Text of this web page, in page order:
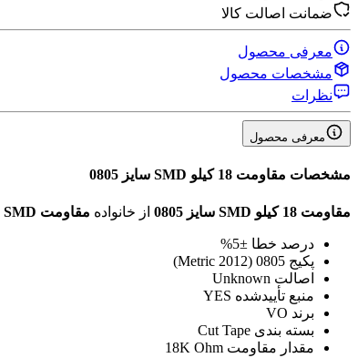
ضمانت اصالت کالا
معرفی محصول
مشخصات محصول
نظرات
معرفی محصول
مشخصات مقاومت 18 کیلو SMD سایز 0805
مقاومت 18 کیلو SMD سایز 0805 از خانواده مقاومت SMD
درصد خطا ±5%
پکیج 0805 (2012 Metric)
اصالت Unknown
منبع تأیید‌شده YES
برند VO
بسته بندی Cut Tape
مقدار مقاومت 18K Ohm